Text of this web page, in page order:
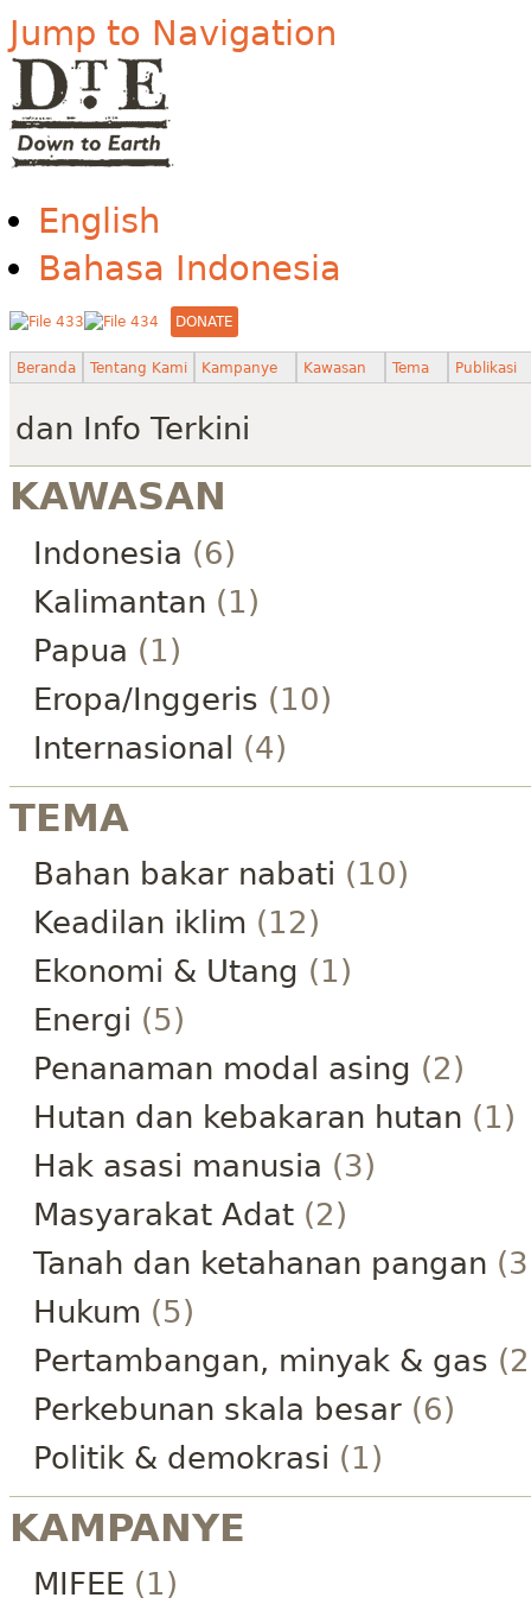
Jump to Navigation
English
Bahasa Indonesia
DONATE
Beranda Tentang Kami Kampanye Kawasan Tema Publikasi
dan Info Terkini
KAWASAN
Indonesia (6)
Kalimantan (1)
Papua (1)
Eropa/Inggeris (10)
Internasional
(4)
TEMA
Bahan bakar nabati (10)
Keadilan iklim (12)
Ekonomi & Utang (1)
Energi (5)
Penanaman modal asing (2)
Hutan dan kebakaran hutan (1)
Hak asasi manusia (3)
Masyarakat Adat (2)
Tanah dan ketahanan pangan
Hukum (5)
Pertambangan, minyak & gas
Perkebunan skala besar (6)
Politik & demokrasi (1)
KAMPANYE
MIFEE (1)